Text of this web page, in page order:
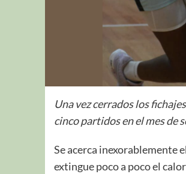
Una vez cerrados los
cinco partidos en el mes de
Se acerca inexorablemente
extingue poco a poco el